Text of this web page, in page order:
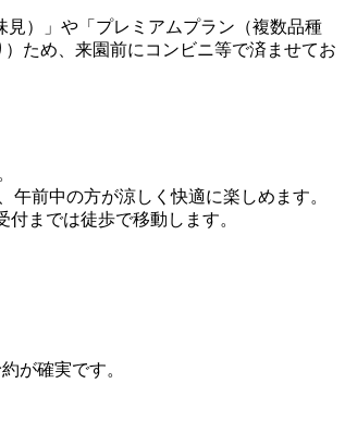
）」や「プレミアムプラン（複数品種
）ため、来園前にコンビニ等で済ませてお
前中の方が涼しく快適に楽しめます。
までは徒歩で移動します。
が確実です。